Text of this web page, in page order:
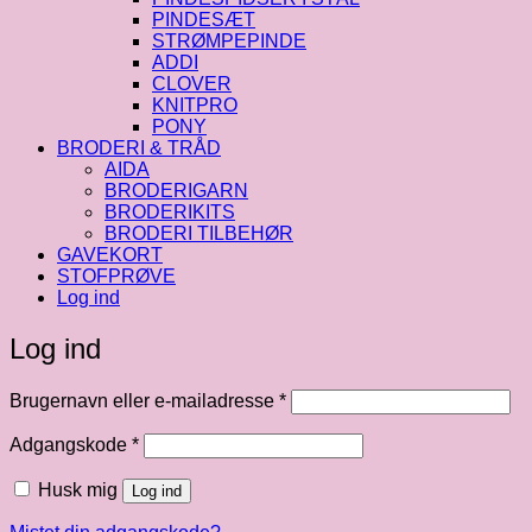
PINDESÆT
STRØMPEPINDE
ADDI
CLOVER
KNITPRO
PONY
BRODERI & TRÅD
AIDA
BRODERIGARN
BRODERIKITS
BRODERI TILBEHØR
GAVEKORT
STOFPRØVE
Log ind
Log ind
Brugernavn eller e-mailadresse *Påkrævet
Adgangskode *Påkrævet
Husk mig Log ind